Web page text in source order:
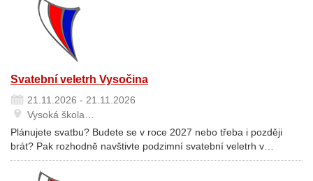
Svatební veletrh Vysočina
21.11.2026 - 21.11.2026
Vysoká škola…
Plánujete svatbu? Budete se v roce 2027 nebo třeba i později
brát? Pak rozhodně navštivte podzimní svatební veletrh v…